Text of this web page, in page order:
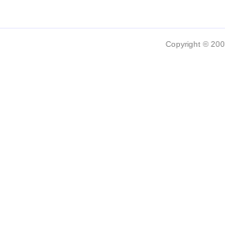
Copyright ©